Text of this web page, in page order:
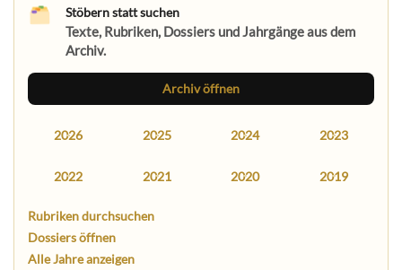
Stöbern statt suchen
Texte, Rubriken, Dossiers und Jahrgänge aus dem
Archiv.
Archiv öffnen
2026 2025 2024 2023
2022 2021 2020 2019
Rubriken durchsuchen
Dossiers öffnen
Alle Jahre anzeigen